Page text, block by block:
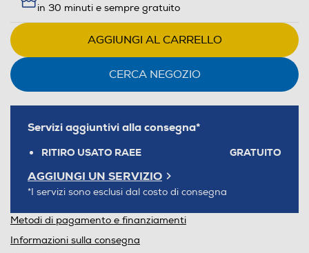
in 30 minuti e sempre gratuito
AGGIUNGI AL CARRELLO
CERCA NEGOZIO
Servizi aggiuntivi alla consegna*
RITIRO USATO RAEE GRATUITO
AGGIUNGI UN SERVIZIO
*I servizi sono esclusi dal costo di consegna
Metodi di pagamento e finanziamenti
Informazioni sulla consegna